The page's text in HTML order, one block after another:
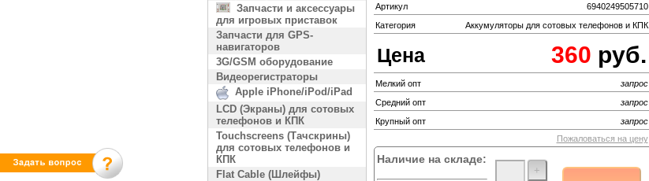
Запчасти и аксессуары
для игровых приставок
Запчасти для GPS-
навигаторов
3G/GSM оборудование
Видеорегистраторы
Apple iPhone/iPod/iPad
LCD (Экраны) для сотовых
телефонов и КПК
Touchscreens (Тачскрины)
для сотовых телефонов и
КПК
Flat Cable (Шлейфы)
Артикул
6940249505710
Категория
Аккумуляторы для сотовых телефонов и КПК
Цена 360 руб.
Мелкий опт
запрос
Средний опт
запрос
Крупный опт
запрос
Пожаловаться на цену
Наличие на складе:
+